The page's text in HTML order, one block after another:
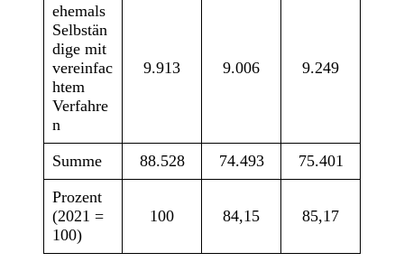
ehemals
Selbstän
dige mit
vereinfac
htem
Verfahre
n
9.913 9.006 9.249
Summe 88.528 74.493
75.401
Prozent
(2021 =
100)
100 84,15 85,17